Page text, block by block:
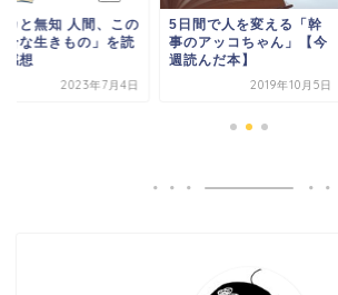
カと無知 人間、この
合な生きもの」を読
感想
2023年7月4日
5日間で人を変える「幹
事のアッコちゃん」【今
週読んだ本】
2019年10月5日